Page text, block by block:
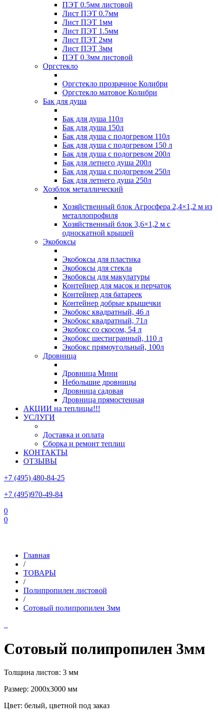
ПЭТ 0.5мм листовой
Лист ПЭТ 0.7мм
Лист ПЭТ 1мм
Лист ПЭТ 1.5мм
Лист ПЭТ 2мм
Лист ПЭТ 3мм
ПЭТ 0.3мм листовой
Оргстекло
Оргстекло прозрачное Колибри
Оргстекло матовое Колибри
Бак для душа
Бак для душа 110л
Бак для душа 150л
Бак для душа с подогревом 110л
Бак для душа с подогревом 150 л
Бак для душа с подогревом 200л
Бак для летнего душа 200л
Бак для душа с подогревом 250л
Бак для летнего душа 250л
Хозблок металлический
Хозяйственный блок Агросфера 2,4×1,2 м из
металлопрофиля
Хозяйственный блок 3,6×1,2 м с
односкатной крышей
Экобоксы
Экобоксы для пластика
Экобоксы для стекла
Экобоксы для макулатуры
Контейнер для масок и перчаток
Контейнер для батареек
Контейнер добрые крышечки
Экобокс квадратный, 46 л
Экобокс квадратный, 71л
Экобокс со скосом, 54 л
Экобокс шестигранный, 110 л
Экобокс прямоугольный, 100л
Дровница
Дровница Мини
Небольшие дровницы
Дровница садовая
Дровница прямостенная
АКЦИИ на теплицы!!!
УСЛУГИ
Доставка и оплата
Сборка и ремонт теплиц
КОНТАКТЫ
ОТЗЫВЫ
+7 (495) 480-84-25
+7 (495)970-49-84
0
0
Главная
/
ТОВАРЫ
/
Полипропилен листовой
/
Сотовый полипропилен 3мм
Сотовый полипропилен 3мм
Толщина листов: 3 мм
Размер: 2000х3000 мм
Цвет: белый, цветной под заказ